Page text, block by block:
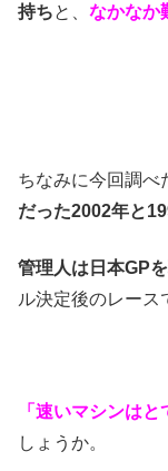
持ちと、 なかなか
ちなみに今回調べ
だった2002年と
管理人は日本GP
ル決定後のレース
「速いマシンはと
しょうか。